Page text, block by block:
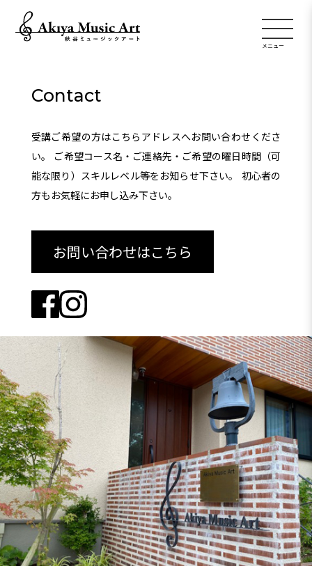
Contact
受講ご希望の方はこちらアドレスへお問い合わせくださ
い。 ご希望コース名・ご連絡先・ご希望の曜日時間（可
能な限り）スキルレベル等をお知らせ下さい。 初心者の
方もお気軽にお申し込み下さい。
お問い合わせはこちら